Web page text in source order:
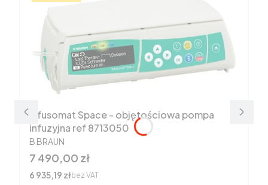
Infusomat Space - objętościowa pompa
infuzyjna ref 8713050
PRODUCENT
B BRAUN
Cena
7 490,00 zł
Cena
6 935,19 złbez VAT